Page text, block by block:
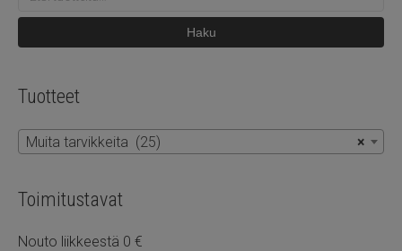
Haku
Tuotteet
×
Muita tarvikkeita (25)
Toimitustavat
Nouto liikkeestä 0 €